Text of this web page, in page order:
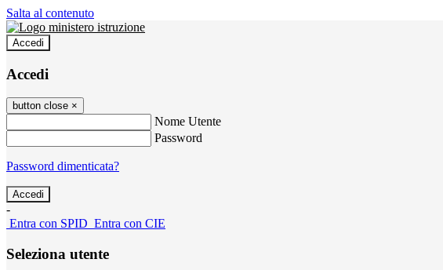
Salta al contenuto
Accedi
Accedi
button close ×
Nome Utente
Password
Password dimenticata?
-
Entra con SPID Entra con CIE
Seleziona utente